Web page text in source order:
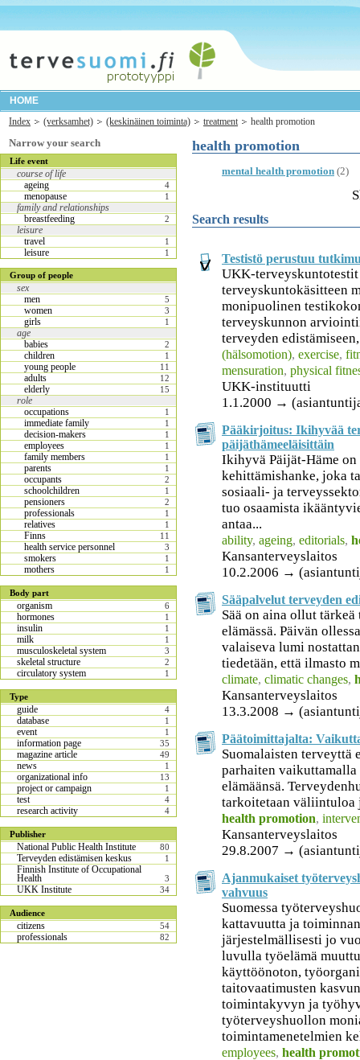
HOME
Index
(verksamhet) (keskinäinen toiminta) treatment health promotion
Narrow your search
Life event
course of life
ageing
4
menopause 1
family and relationships
breastfeeding
2
leisure
travel
1
leisure 1
Group of people
sex
men
5
women 3
girls 1
age
babies
2
children 1
young people 11
adults 12
elderly 15
role
occupations
1
immediate family 1
decision-makers 1
employees 1
family members 1
parents 1
occupants 2
schoolchildren 1
pensioners 2
professionals 1
relatives 1
Finns 11
health service personnel 3
smokers 1
mothers 1
Body part
organism 6
hormones 1
insulin 1
milk 1
musculoskeletal system 3
skeletal structure 2
circulatory system 1
Type
guide 4
database 1
event 1
information page 35
magazine article 49
news 1
organizational info 13
project or campaign 1
test 4
research activity 4
Publisher
National Public Health Institute 80
Terveyden edistämisen keskus 1
Finnish Institute of Occupational
Health 3
UKK Institute 34
Audience
citizens 54
professionals 82
health promotion
mental health promotion (2)
Search results
Testistö perustuu
UKK-
terveyskuntokäsitteen
monipuolinen
terveyskunnon
terveyden
(hälsomotion), exercise,
mensuration, physical
UKK-instituutti
1.1.2000 →
Pääkirjoitus: Ikihyvää
päijäthämeeläisittäin
Ikihyvä Päijät-Häme
kehittämishanke, joka
sosiaali- ja
tuo osaamista
antaa...
ability, ageing, editorials,
Kansanterveyslaitos
10.2.2006 →
Sääpalvelut terveyden
Sää on aina ollut
elämässä. Päivän
valaiseva lumi
tiedetään, että ilmasto
climate, climatic changes,
Kansanterveyslaitos
13.3.2008 →
Päätoimittajalta:
Suomalaisten terveyttä
parhaiten
elämäänsä.
tarkoitetaan väliintuloa
health promotion,
Kansanterveyslaitos
29.8.2007 →
Ajanmukaiset
vahvuus
Suomessa
kattavuutta ja
järjestelmällisesti jo
luvulla työelämä
käyttöönoton,
taitovaatimusten
toimintakyvyn ja
työterveyshuollon
toimintamenetelmien
employees, health